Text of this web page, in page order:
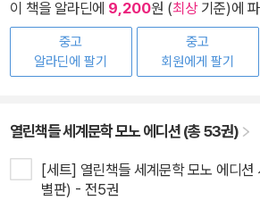
이 책을 알라딘에 9,200원 (최상기준)에
중고
알라딘에 팔기
중고
회원에게 팔기
열린책들 세계문학 모노 에디션 (총 53권)
[세트] 열린책들 세계문학 모노 에디
별판) - 전5권